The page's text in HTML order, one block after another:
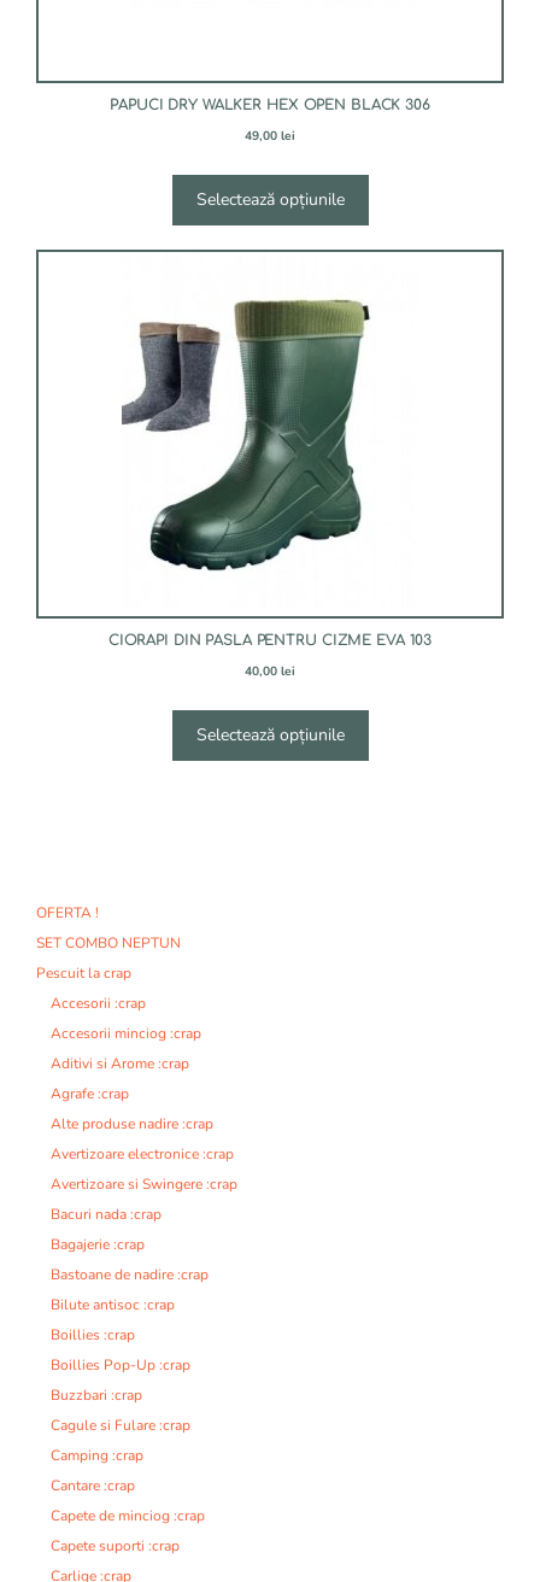
PAPUCI DRY WALKER HEX OPEN BLACK 306
49,00 lei
Selectează opțiunile
CIORAPI DIN PASLA PENTRU CIZME EVA 103
40,00 lei
Selectează opțiunile
OFERTA !
SET COMBO NEPTUN
Pescuit la crap
Accesorii :crap
Accesorii minciog :crap
Aditivi si Arome :crap
Agrafe :crap
Alte produse nadire :crap
Avertizoare electronice :crap
Avertizoare si Swingere :crap
Bacuri nada :crap
Bagajerie :crap
Bastoane de nadire :crap
Bilute antisoc :crap
Boillies :crap
Boillies Pop-Up :crap
Buzzbari :crap
Cagule si Fulare :crap
Camping :crap
Cantare :crap
Capete de minciog :crap
Capete suporti :crap
Carlige :crap